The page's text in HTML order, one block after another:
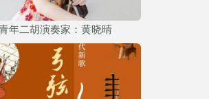
年二胡演奏家：黄晓晴